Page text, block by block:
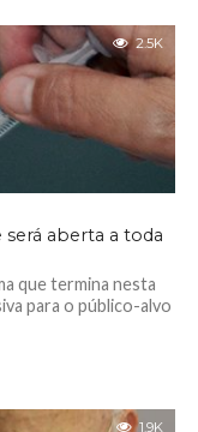
2.5K
será aberta a toda
que termina nesta
para o público-alvo
1.9K